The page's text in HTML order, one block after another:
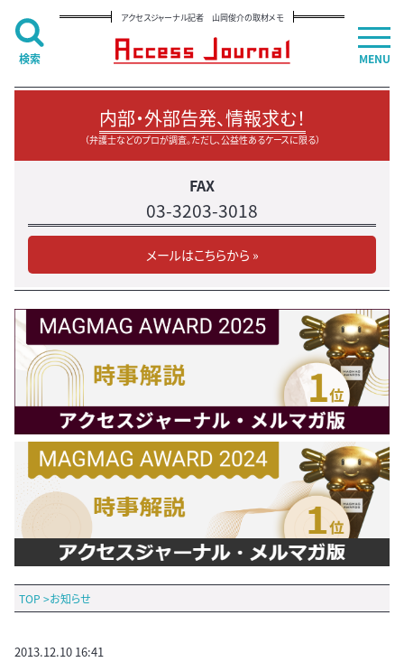
アクセスジャーナル記者 山岡俊介の取材メモ
内部・外部告発、情報求む！
（弁護士などのプロが調査。ただし、公益性あるケースに限る）
FAX
03-3203-3018
メールはこちらから »
TOP >お知らせ
2013.12.10 16:41
MENU
検索